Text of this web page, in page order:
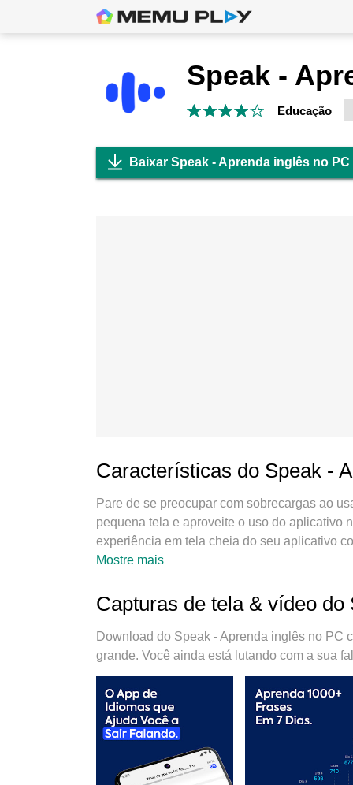
Educação
Baixar Speak - Aprenda inglês no PC
Características do Speak -
Pare de se preocupar com sobrecargas ao
pequena tela e aproveite o uso do aplicativo
experiência em tela cheia do seu aplicativo
surpreendentes que você esperava:
para usar Speak - Aprenda inglês no seu
multi-instâncias possibilita a abertura de 2
mecanismo de emulação exclusivo pode
agradável.
Mostre mais
Capturas de tela & vídeo
Download do Speak - Aprenda inglês no PC
grande. Você ainda está lutando com a sua